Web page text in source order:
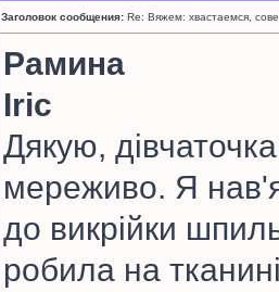
Заголовок сообщения: Re: Вяжем: хвастаемся,
Рамина
Iric
Дякую,
мереживо. Я
до викрійки
робила на